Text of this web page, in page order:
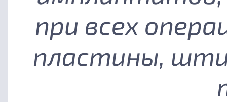
при всех
пластины,